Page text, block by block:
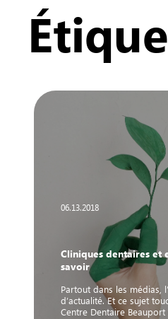
06.13.2018
Cliniques dentaires et
savoir
Partout dans les médias,
d’actualité. Et ce sujet
Centre Dentaire